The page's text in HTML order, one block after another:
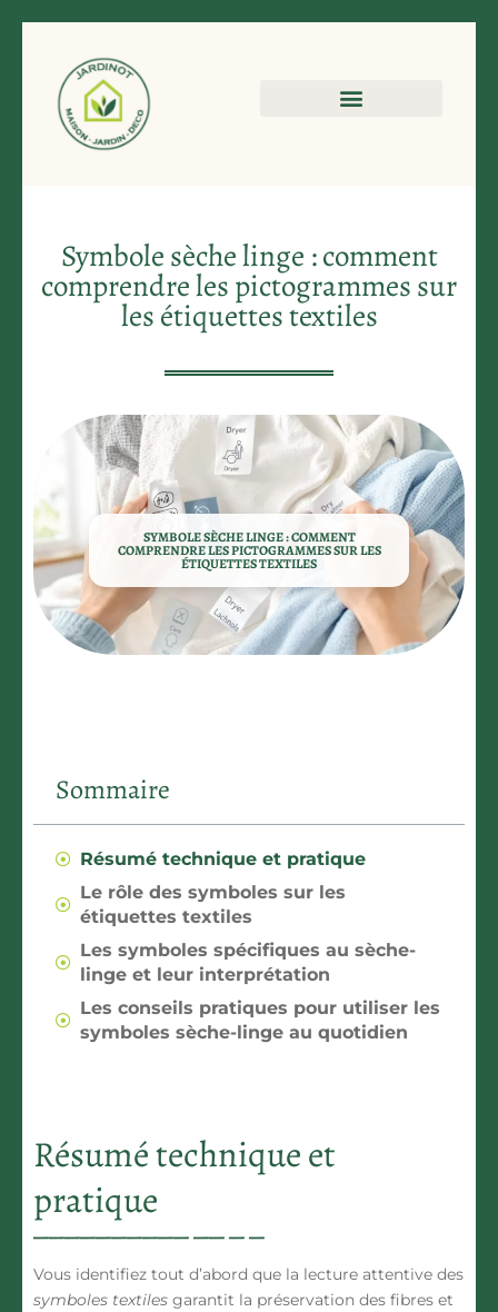
Symbole sèche linge : comment
comprendre les pictogrammes sur
les étiquettes textiles
SYMBOLE SÈCHE LINGE : COMMENT
COMPRENDRE LES PICTOGRAMMES SUR LES
ÉTIQUETTES TEXTILES
Sommaire
Résumé technique et pratique
Le rôle des symboles sur les
étiquettes textiles
Les symboles spécifiques au sèche-
linge et leur interprétation
Les conseils pratiques pour utiliser les
symboles sèche-linge au quotidien
Résumé technique et
pratique
Vous identifiez tout d’abord que la lecture attentive des
symboles textiles garantit la préservation des fibres et